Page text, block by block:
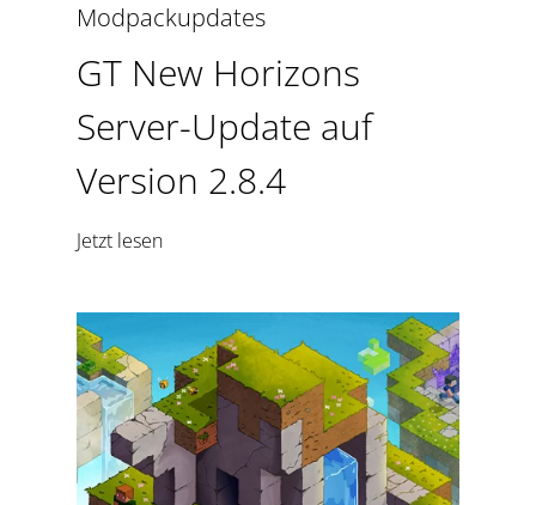
Modpackupdates
GT New Horizons
Server-Update auf
Version 2.8.4
Jetzt lesen